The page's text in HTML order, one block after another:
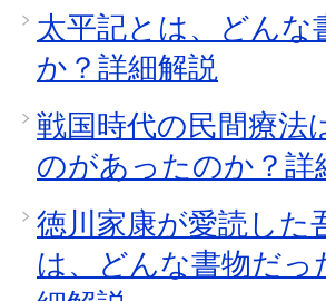
太平記とは、どんな
か？詳細解説
戦国時代の民間療法
のがあったのか？詳
徳川家康が愛読した
は、どんな書物だっ